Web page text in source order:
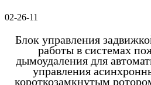
02-26-11
Блок управления
работы в системах
дымоудаления для
управления
короткозамкнутым